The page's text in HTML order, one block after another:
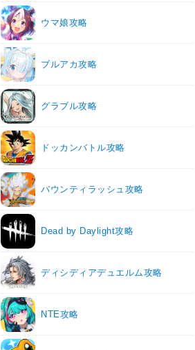
ウマ娘攻略
ブルアカ攻略
グラブル攻略
ドッカンバトル攻略
バウンティラッシュ攻略
Dead by Daylight攻略
ディシディアデュエルム攻略
NTE攻略